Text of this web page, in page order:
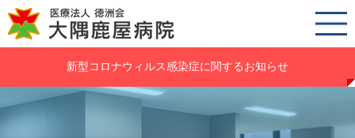
新型コロナウィルス感染症に関するお知らせ